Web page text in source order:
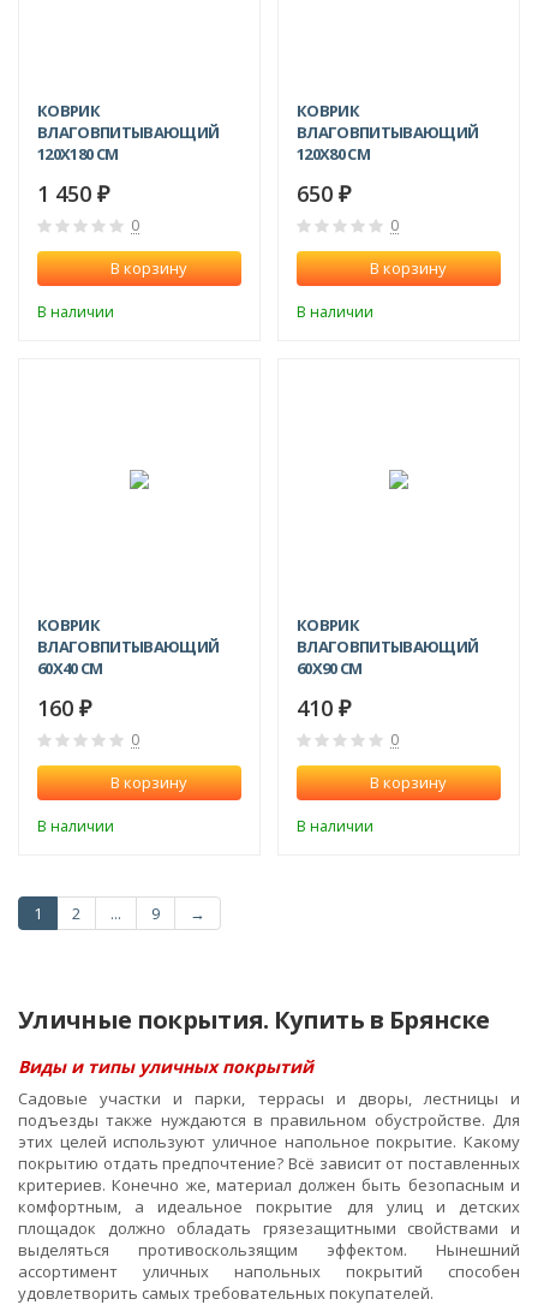
КОВРИК
ВЛАГОВПИТЫВАЮЩИЙ
120X180 СМ
1 450 ₽
0
В корзину
В наличии
КОВРИК
ВЛАГОВПИТЫВАЮЩИЙ
120X80 СМ
650 ₽
0
В корзину
В наличии
КОВРИК
ВЛАГОВПИТЫВАЮЩИЙ
60Х40 СМ
160 ₽
0
В корзину
В наличии
КОВРИК
ВЛАГОВПИТЫВАЮЩИЙ
60Х90 СМ
410 ₽
0
В корзину
В наличии
1 2 ... 9 →
Уличные покрытия. Купить в Брянске
Виды и типы уличных покрытий
Садовые участки и парки, террасы и дворы, лестницы и
подъезды также нуждаются в правильном обустройстве. Для
этих целей используют уличное напольное покрытие. Какому
покрытию отдать предпочтение? Всё зависит от поставленных
критериев. Конечно же, материал должен быть безопасным и
комфортным, а идеальное покрытие для улиц и детских
площадок должно обладать грязезащитными свойствами и
выделяться противоскользящим эффектом. Нынешний
ассортимент уличных напольных покрытий способен
удовлетворить самых требовательных покупателей.